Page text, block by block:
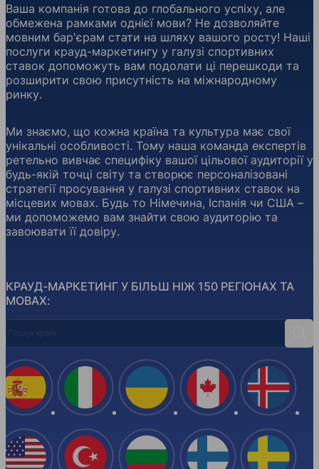
КРАУД-МАРКЕТИНГ У БІЛЬШ НІЖ 150 РЕГІОНАХ ТА
МОВАХ:
Ваша компанія готова до глобального успіху, але
обмежена рамками однієї мови? Не дозволяйте
мовним бар'єрам стати на шляху вашого росту! Наші
послуги крауд-маркетингу у галузі спортивних
ставок допоможуть вам подолати ці перешкоди та
розширити свою присутність на міжнародному
ринку.
Ми знаємо, що кожна країна та культура має свої
унікальні особливості. Тому наша команда експертів
ретельно вивчає специфіку вашої цільової аудиторії у
будь-якій точці світу та створює персоналізовані
стратегії просування у галузі спортивних ставок на
місцевих мовах. Будь то Німечина, Іспанія чи США –
ми допоможемо вам знайти свою аудиторію та
завоювати її довіру.
Іспанія
США
Італія
Туреччина
Україна
Болгарія
Канада
Фінляндія Швеція